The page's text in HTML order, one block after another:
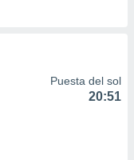
Puesta del sol
20:51